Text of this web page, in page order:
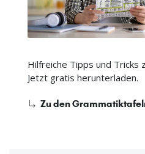
Hilfreiche Tipps und Tricks
Jetzt gratis herunterladen.
Zu den